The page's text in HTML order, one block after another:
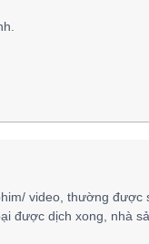
video, thường
được dịch xong, nhà